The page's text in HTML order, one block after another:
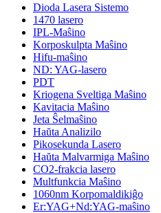
Dioda Lasera Sistemo
1470 lasero
IPL-Maŝino
Korposkulpta Maŝino
Hifu-maŝino
ND: YAG-lasero
PDT
Kriogena Sveltiga Maŝino
Kavitacia Maŝino
Jeta Ŝelmaŝino
Haŭta Analizilo
Pikosekunda Lasero
Haŭta Malvarmiga Maŝino
CO2-frakcia lasero
Multfunkcia Maŝino
1060nm Korpomaldikiĝo
Er:YAG+Nd:YAG-maŝino